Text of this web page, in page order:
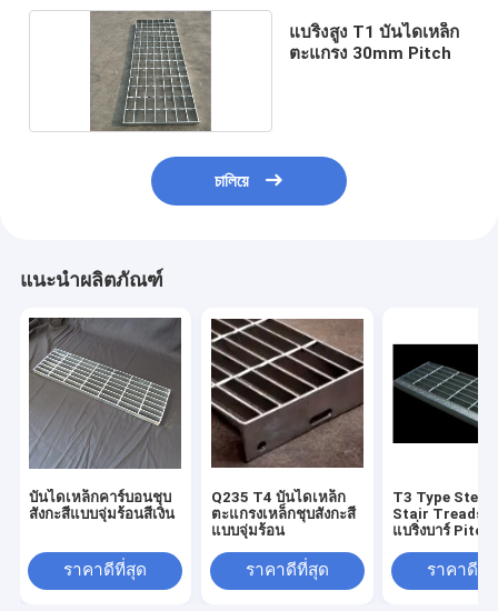
แบริ่งสูง T1 บันไดเหล็ก
ตะแกรง 30mm Pitch
চালিয়ে
แนะนำผลิตภัณฑ์
บันไดเหล็กคาร์บอนชุบ
สังกะสีแบบจุ่มร้อนสีเงิน
ราคาดีที่สุด
Q235 T4 บันไดเหล็ก
ตะแกรงเหล็กชุบสังกะสี
แบบจุ่มร้อน
ราคาดีที่สุด
T3 Type Steel
Stair Treads
แบริ่งบาร์ Pitch
ราคาดีที่